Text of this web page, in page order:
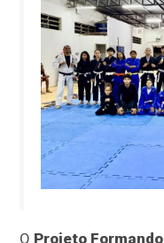
O Projeto